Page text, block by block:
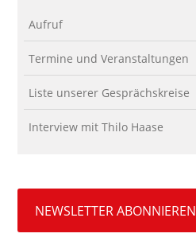
Aufruf
Termine und Veranstaltungen
Liste unserer Gesprächskreise
Interview mit Thilo Haase
NEWSLETTER ABONNIEREN